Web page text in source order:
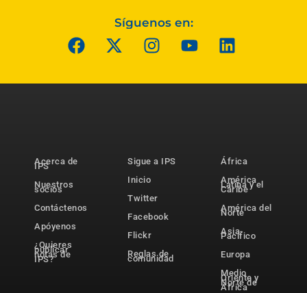
Síguenos en:
Acerca de
IPS
Nuestros
socios
Contáctenos
Apóyenos
¿Quieres
publicar
notas de
IPS?
Sigue a IPS
Inicio
Twitter
Facebook
Flickr
Reglas de
comunidad
África
América
Latina y el
Caribe
América del
Norte
Asia-
Pacífico
Europa
Medio
Oriente y
Norte de
África